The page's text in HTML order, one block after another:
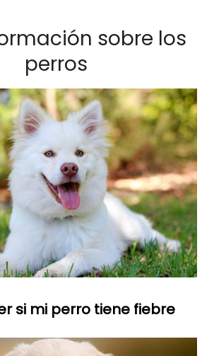
sobre los
perros
si mi perro tiene fiebre